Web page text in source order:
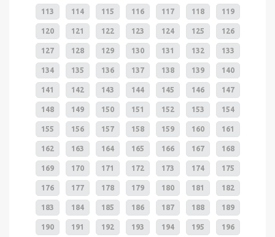
113 114 115 116 117 118 119
120 121 122 123 124 125 126
127 128 129 130 131 132 133
134 135 136 137 138 139 140
141 142 143 144 145 146 147
148 149 150 151 152 153 154
155 156 157 158 159 160 161
162 163 164 165 166 167 168
169 170 171 172 173 174 175
176 177 178 179 180 181 182
183 184 185 186 187 188 189
190 191 192 193 194 195 196